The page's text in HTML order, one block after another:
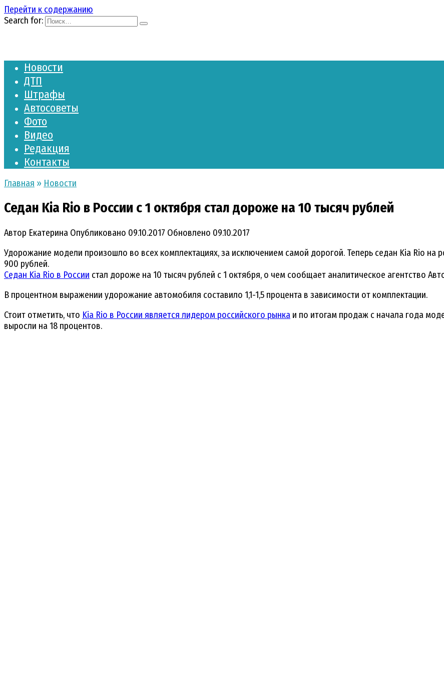
Перейти к содержанию
Search for:
Новости
ДТП
Штрафы
Автосоветы
Фото
Видео
Редакция
Контакты
Главная » Новости
Седан Kia Rio в России с 1 октября стал дороже на 10 тысяч рублей
Автор Екатерина Опубликовано 09.10.2017 Обновлено 09.10.2017
Удорожание модели произошло во всех комплектациях, за исключением самой дорогой. Теперь седан Kia Rio на
900 рублей.
Седан Kia Rio в России стал дороже на 10 тысяч рублей с 1 октября, о чем сообщает аналитическое агентство
В процентном выражении удорожание автомобиля составило 1,1-1,5 процента в зависимости от комплектации.
Стоит отметить, что Kia Rio в России является лидером российского рынка и по итогам продаж с начала года
выросли на 18 процентов.